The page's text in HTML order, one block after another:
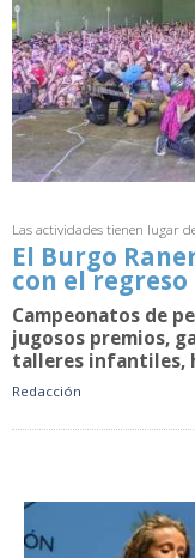
Las actividades tienen lugar
El Burgo
con el
Campeonatos de
jugosos premios,
talleres infantiles,
Redacción